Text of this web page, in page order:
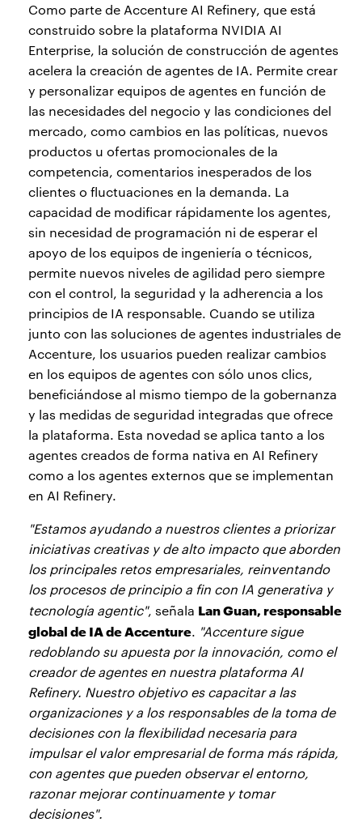
Como parte de Accenture AI Refinery, que está
construido sobre la plataforma NVIDIA AI
Enterprise, la solución de construcción de agentes
acelera la creación de agentes de IA. Permite crear
y personalizar equipos de agentes en función de
las necesidades del negocio y las condiciones del
mercado, como cambios en las políticas, nuevos
productos u ofertas promocionales de la
competencia, comentarios inesperados de los
clientes o fluctuaciones en la demanda. La
capacidad de modificar rápidamente los agentes,
sin necesidad de programación ni de esperar el
apoyo de los equipos de ingeniería o técnicos,
permite nuevos niveles de agilidad pero siempre
con el control, la seguridad y la adherencia a los
principios de IA responsable. Cuando se utiliza
junto con las soluciones de agentes industriales de
Accenture, los usuarios pueden realizar cambios
en los equipos de agentes con sólo unos clics,
beneficiándose al mismo tiempo de la gobernanza
y las medidas de seguridad integradas que ofrece
la plataforma. Esta novedad se aplica tanto a los
agentes creados de forma nativa en AI Refinery
como a los agentes externos que se implementan
en AI Refinery.
"Estamos ayudando a nuestros clientes a priorizar
iniciativas creativas y de alto impacto que aborden
los principales retos empresariales, reinventando
los procesos de principio a fin con IA generativa y
tecnología agentic", señala Lan Guan, responsable
global de IA de Accenture. "Accenture sigue
redoblando su apuesta por la innovación, como el
creador de agentes en nuestra plataforma AI
Refinery. Nuestro objetivo es capacitar a las
organizaciones y a los responsables de la toma de
decisiones con la flexibilidad necesaria para
impulsar el valor empresarial de forma más rápida,
con agentes que pueden observar el entorno,
razonar mejorar continuamente y tomar
decisiones".